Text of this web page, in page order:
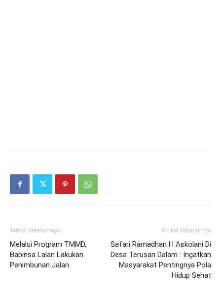
Artikel Sebelumnya
Melalui Program TMMD,
Babinsa Lalan Lakukan
Penimbunan Jalan
Artikel Selanjutnya
Safari Ramadhan H Askolani Di
Desa Terusan Dalam : Ingatkan
Masyarakat Pentingnya Pola
Hidup Sehat